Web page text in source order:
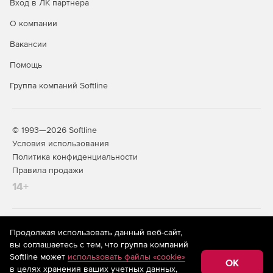
Поддержка VLAN.
NAT/PAT.
NAT внутри VPN-связей.
L2VPN.
Поддержка NTP на ЦУСе.
АРМ генерации ключей.
Возможность удобного защищенного взаимодействия
между сетями разных организаций.
Вход в ЛК партнера
О компании
Вакансии
Помощь
Группа компаний Softline
© 1993—2026 Softline
Условия использования
Политика конфиденциальности
Правила продажи
14+
На информационном ресурсе store.softline.ru применяются
рекомендательные технологии
(информационные технологии
предоставления информации на основе сбора,
систематизации и анализа сведений, относящихся к
предпочтениям пользователей сети «Интернет»,
Продолжая использовать данный веб-сайт,
вы соглашаетесь с тем, что группа компаний
Softline может использовать файлы «cookie»
в целях хранения ваших учетных данных,
OK